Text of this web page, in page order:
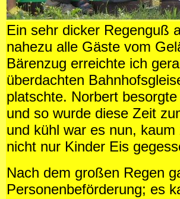
Ein sehr dicker Regenguß
nahezu alle Gäste vom
Bärenzug erreichte ich
überdachten
platschte. Norbert
und so wurde diese Zeit
und kühl war es nun,
nicht nur Kinder Eis
Nach dem großen Regen
Personenbeförderung; es